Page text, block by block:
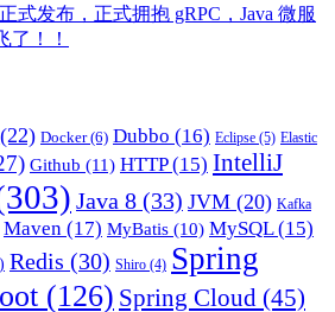
式发布，正式拥抱 gRPC，Java 微服
了！！
(22) Docker(6) Dubbo (16) Eclipse (5) Elastic
Github (11) HTTP(15) IntelliJ
Java 8 (33) JVM (20) Kafka
Maven (17) MyBatis (10) MySQL(15)
Redis (30) Shiro (4) Spring
(126) Spring Cloud (45)